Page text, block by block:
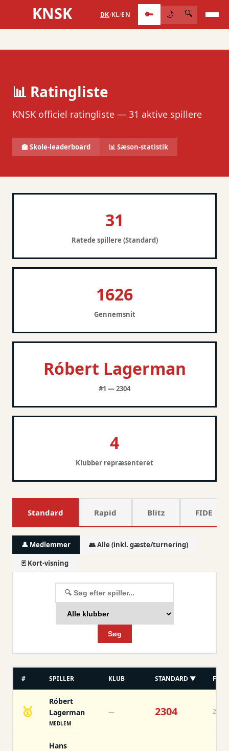
KNSK DK/KL/EN 🔑 🌙 🔍
📊 Ratingliste
KNSK officiel ratingliste — 31 aktive spillere
🏫 Skole-leaderboard 📊 Sæson-statistik
31
Ratede spillere (Standard)
1626
Gennemsnit
Róbert Lagerman
#1 — 2304
4
Klubber repræsenteret
Standard Rapid Blitz FIDE
👤 Medlemmer
👥 Alle (inkl. gæste/turnering)
🃏 Kort-visning
Søg
# SPILLER KLUB STANDARD ▼ FIDE
🥇
Róbert
Lagerman
MEDLEM
— 2304 2304
Hans